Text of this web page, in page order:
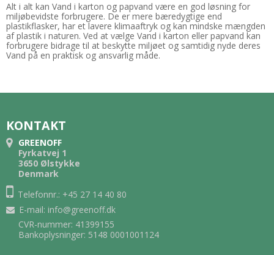
Alt i alt kan Vand i karton og papvand være en god løsning for
miljøbevidste forbrugere. De er mere bæredygtige end
plastikflasker, har et lavere klimaaftryk og kan mindske mængden
af plastik i naturen. Ved at vælge Vand i karton eller papvand kan
forbrugere bidrage til at beskytte miljøet og samtidig nyde deres
Vand på en praktisk og ansvarlig måde.
KONTAKT
GREENOFF
Fyrkatvej 1
3650 Ølstykke
Denmark
Telefonnr.: +45 27 14 40 80
E-mail: info@greenoff.dk
CVR-nummer: 41399155
Bankoplysninger: 5148 0001001124